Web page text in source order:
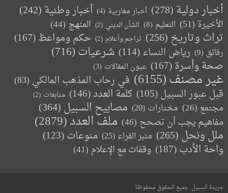
أخبار دولية (278) أخبار مغاربية (4) أخبار وطنية(242)
الأخيرة (51) التعليم (8) الشأن الديني (2) المنهج (44)
تراث وتاريخ(256) تراجم وأعلام (2) حكم ومواعظ(167)
رقائق (9) رياض النساء(114) شرعيات(716)
صحة وأسرة(167) عيون المقالات (3)
غير مصنف(6155) في رحاب المذهب المالكي (83)
قبل عبور السبيل(105) كلمة العدد(146) متابعات (2)
مجتمع (26) مختارات (20) مصابيح السبيل(364)
مفاهيم يجب أن تصحح (46) ملف العدد(2879)
ملل ونحل(265) منبر القراء(25) منوعات(123)
واحة الأدب(187) وقفات مع الإعلام (41)
جريدة السبيل. جميع الحقوق محفوظة